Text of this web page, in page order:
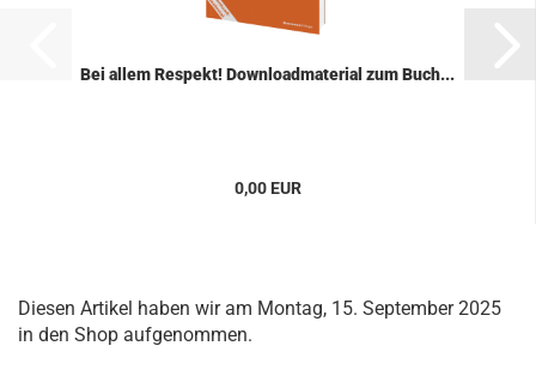
Bei allem Re­spekt! Down­load­ma­te­ri­al zum Buch...
0,00 EUR
Diesen Artikel haben wir am Montag, 15. September 2025
in den Shop aufgenommen.